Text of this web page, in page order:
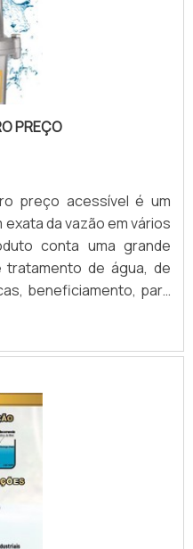
PREÇO
preço acessível é um
da vazão em vários
conta uma grande
de água, de
beneficiamento, para
entre outras
de um controle da
é confeccionado em
de cloro